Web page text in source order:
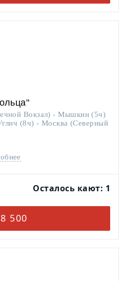
Вокзал) - Мышкин (5ч)
(8ч) - Москва (Северный
ТВхолодильниками
зона
палубаминаличие
или панорамных
Осталось кают: 1
500